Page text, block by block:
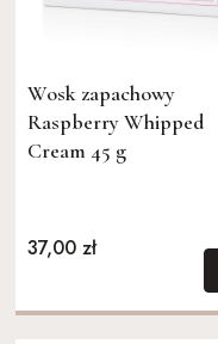
Wosk zapachowy
Raspberry Whipped
Cream 45 g
37,00 zł